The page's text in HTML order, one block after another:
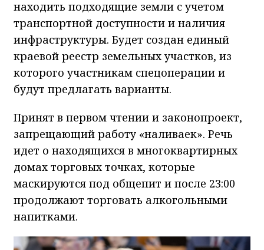
находить подходящие земли с учетом
транспортной доступности и наличия
инфраструктуры. Будет создан единый
краевой реестр земельных участков, из
которого участникам спецоперации и
будут предлагать варианты.
Принят в первом чтении и законопроект,
запрещающий работу «наливаек». Речь
идет о находящихся в многоквартирных
домах торговых точках, которые
маскируются под общепит и после 23:00
продолжают торговать алкогольными
напитками.